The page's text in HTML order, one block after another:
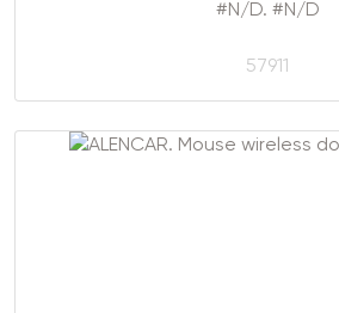
#N/D. #N/D
57911